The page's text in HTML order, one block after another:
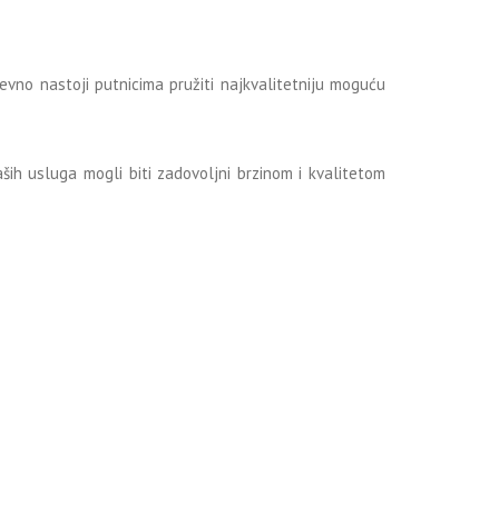
nastoji putnicima pružiti najkvalitetniju moguću
usluga mogli biti zadovoljni brzinom i kvalitetom